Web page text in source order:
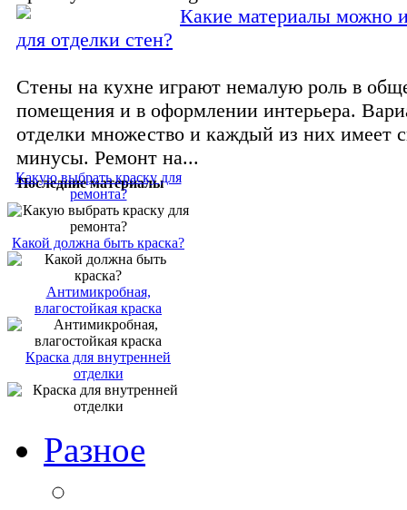
Какие материалы можно
для отделки стен?
Стены на кухне играют немалую роль в
помещения и в оформлении интерьера.
отделки множество и каждый из них имеет
минусы. Ремонт на...
Последние материалы
Какую выбрать краску для
ремонта?
Какой должна быть краска?
Антимикробная,
влагостойкая краска
Краска для внутренней
отделки
Разное